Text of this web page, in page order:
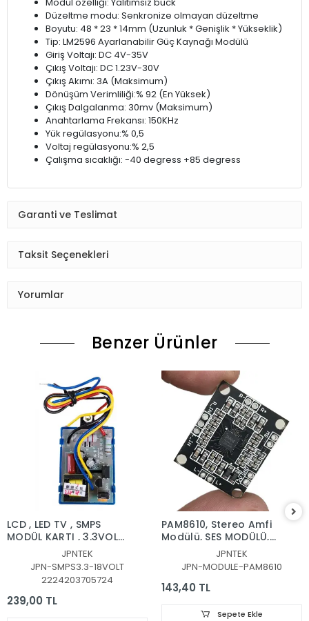
Modül özelliği: Yalıtımsız buck
Düzeltme modu: Senkronize olmayan düzeltme
Boyutu: 48 * 23 * 14mm (Uzunluk * Genişlik * Yükseklik)
Tip: LM2596 Ayarlanabilir Güç Kaynağı Modülü
Giriş Voltajı: DC 4V-35V
Çıkış Voltajı: DC 1.23V-30V
Çıkış Akımı: 3A (Maksimum)
Dönüşüm Verimliliği:% 92 (En Yüksek)
Çıkış Dalgalanma: 30mv (Maksimum)
Anahtarlama Frekansı: 150KHz
Yük regülasyonu:% 0,5
Voltaj regülasyonu:% 2,5
Çalışma sıcaklığı: -40 degress +85 degress
Garanti ve Teslimat
Taksit Seçenekleri
Yorumlar
Benzer Ürünler
LCD , LED TV , SMPS
MODÜL KARTI , 3.3VOLT
-18VOLT UNİVERSAL
SÜRÜCÜ, LCD TV
Universal Switching
Power Supply Module
JPNTEK
JPN-SMPS3.3-18VOLT
2224203705724
239,00 TL
PAM8610, Stereo Amfi
Modülü, SES MODÜLÜ,
PAM8610 2x15W Stereo
Ses Modülü – 12V
Class-D Amfi Kartı
JPNTEK
JPN-MODULE-PAM8610
143,40 TL
Sepete Ekle